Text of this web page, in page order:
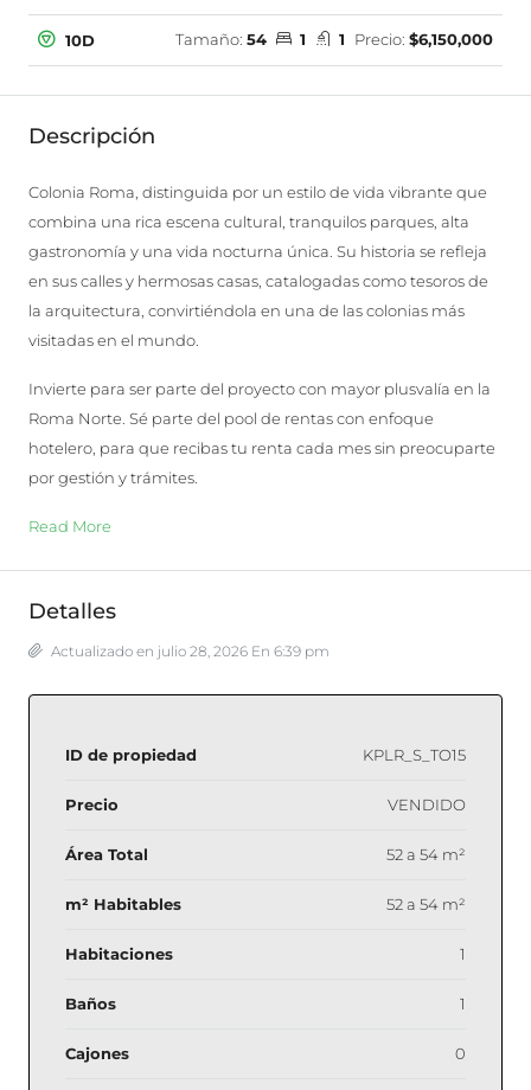
10D Tamaño: 54 1 1 Precio: $6,150,000
Descripción
Colonia Roma, distinguida por un estilo de vida vibrante que
combina una rica escena cultural, tranquilos parques, alta
gastronomía y una vida nocturna única. Su historia se refleja
en sus calles y hermosas casas, catalogadas como tesoros de
la arquitectura, convirtiéndola en una de las colonias más
visitadas en el mundo.
Invierte para ser parte del proyecto con mayor plusvalía en la
Roma Norte. Sé parte del pool de rentas con enfoque
hotelero, para que recibas tu renta cada mes sin preocuparte
por gestión y trámites.
Read More
Detalles
Actualizado en julio 28, 2026 En 6:39 pm
ID de propiedad KPLR_S_TO15
Precio VENDIDO
Área Total 52 a 54 m²
m² Habitables 52 a 54 m²
Habitaciones 1
Baños 1
Cajones 0